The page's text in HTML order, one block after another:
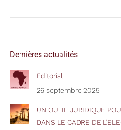
Dernières actualités
Editorial
26 septembre 2025
UN OUTIL JURIDIQUE
DANS LE CADRE DE